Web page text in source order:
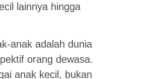
lainnya hingga
anak adalah dunia
orang dewasa.
anak kecil, bukan